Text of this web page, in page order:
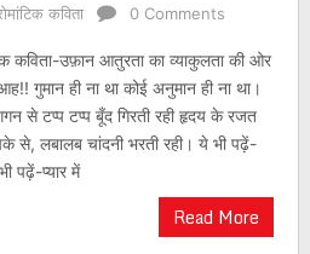
कविता 0 Comments
कविता-उफ़ान आतुरता का व्याकुलता की ओर
गुमान ही ना था कोई अनुमान ही ना था।
से टप्प टप्प बूँद गिरती रही हृदय के रजत
से, लबालब चांदनी भरती रही। ये भी पढ़ें-
पढ़ें-प्यार में
Read More